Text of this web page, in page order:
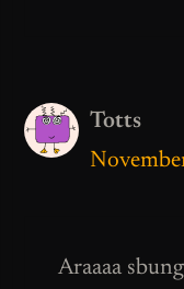
Totts
Araaaa